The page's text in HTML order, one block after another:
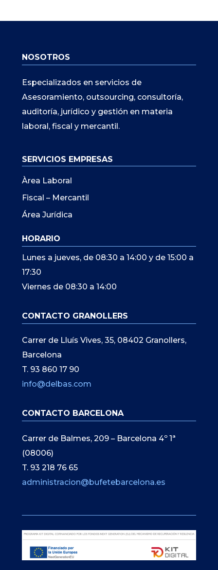
NOSOTROS
Especializados en servicios de
Asesoramiento, outsourcing, consultoría,
auditoría, jurídico y gestión en materia
laboral, fiscal y mercantil.
SERVICIOS EMPRESAS
Àrea Laboral
Fiscal – Mercantil
Área Jurídica
HORARIO
Lunes a jueves, de 08:30 a 14:00 y de 15:00 a
17:30
Viernes de 08:30 a 14:00
CONTACTO GRANOLLERS
Carrer de Lluís Vives, 35, 08402 Granollers,
Barcelona
T. 93 860 17 90
info@delbas.com
CONTACTO BARCELONA
Carrer de Balmes, 209 – Barcelona 4º 1ª
(08006)
T. 93 218 76 65
administracion@bufetebarcelona.es